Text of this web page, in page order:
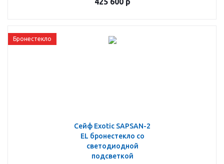
Бронестекло
Сейф Exotic SAPSAN-2
EL бронестекло со
светодиодной
подсветкой